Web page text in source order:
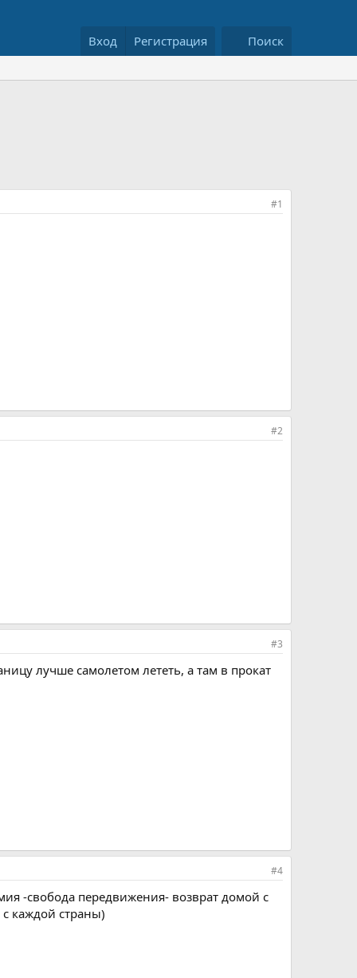
Вход Регистрация Поиск
#1
#2
#3
лучше самолетом лететь, а там в прокат
#4
-свобода передвижения- возврат домой с
каждой страны)